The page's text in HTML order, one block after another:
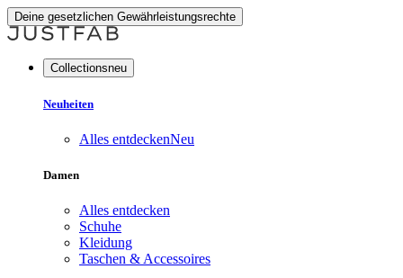
Deine gesetzlichen Gewährleistungsrechte
Collectionsneu
Neuheiten
Alles entdeckenNeu
Damen
Alles entdecken
Schuhe
Kleidung
Taschen & Accessoires